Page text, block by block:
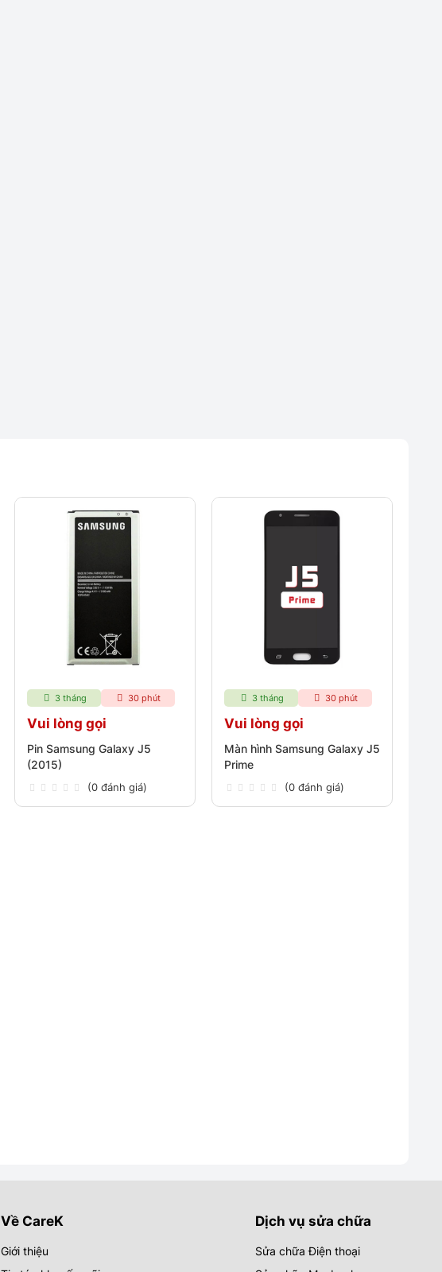
3 tháng 30 phút
Vui lòng gọi
Pin Samsung Galaxy J5
(2015)
(0 đánh giá)
3 tháng 30 phút
Vui lòng gọi
Màn hình Samsung Galaxy J5
Prime
(0 đánh giá)
Về CareK
Giới thiệu
Dịch vụ sửa chữa
Sửa chữa Điện thoại